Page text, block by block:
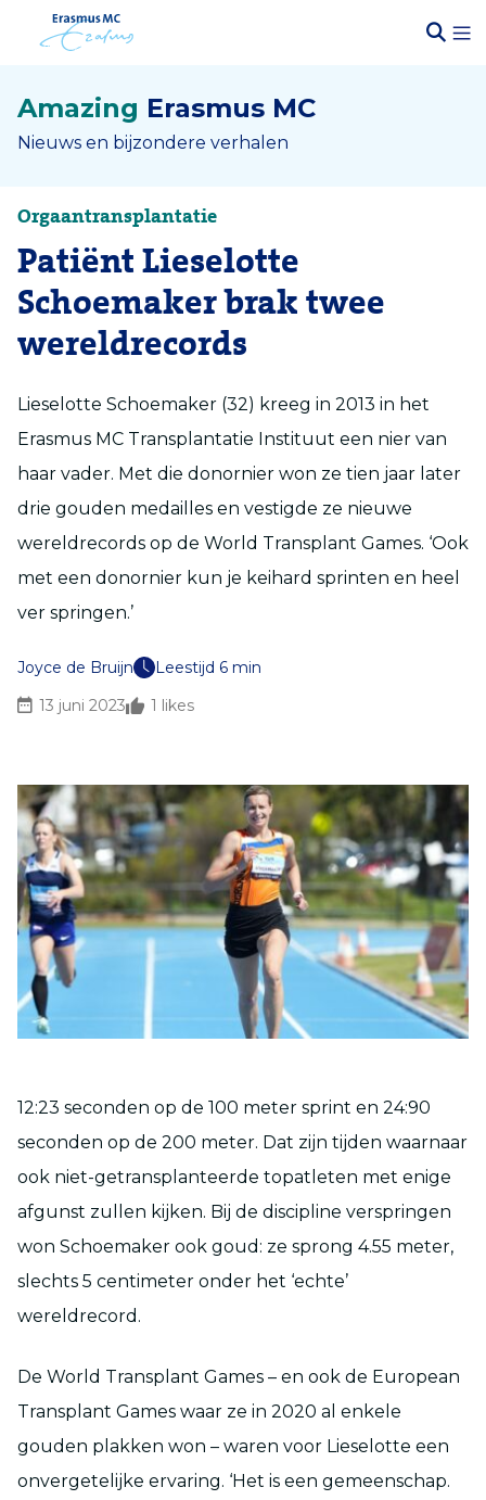
Amazing Erasmus MC
Nieuws en bijzondere verhalen
Orgaantransplantatie
Patiënt Lieselotte
Schoemaker brak twee
wereldrecords
Lieselotte Schoemaker (32) kreeg in 2013 in het
Erasmus MC Transplantatie Instituut een nier van
haar vader. Met die donornier won ze tien jaar later
drie gouden medailles en vestigde ze nieuwe
wereldrecords op de World Transplant Games. ‘Ook
met een donornier kun je keihard sprinten en heel
ver springen.’
Joyce de Bruijn
Leestijd 6 min
13 juni 2023
1 likes
12:23 seconden op de 100 meter sprint en 24:90
seconden op de 200 meter. Dat zijn tijden waarnaar
ook niet-getransplanteerde topatleten met enige
afgunst zullen kijken. Bij de discipline verspringen
won Schoemaker ook goud: ze sprong 4.55 meter,
slechts 5 centimeter onder het ‘echte’
wereldrecord.
De World Transplant Games – en ook de European
Transplant Games waar ze in 2020 al enkele
gouden plakken won – waren voor Lieselotte een
onvergetelijke ervaring. ‘Het is een gemeenschap.